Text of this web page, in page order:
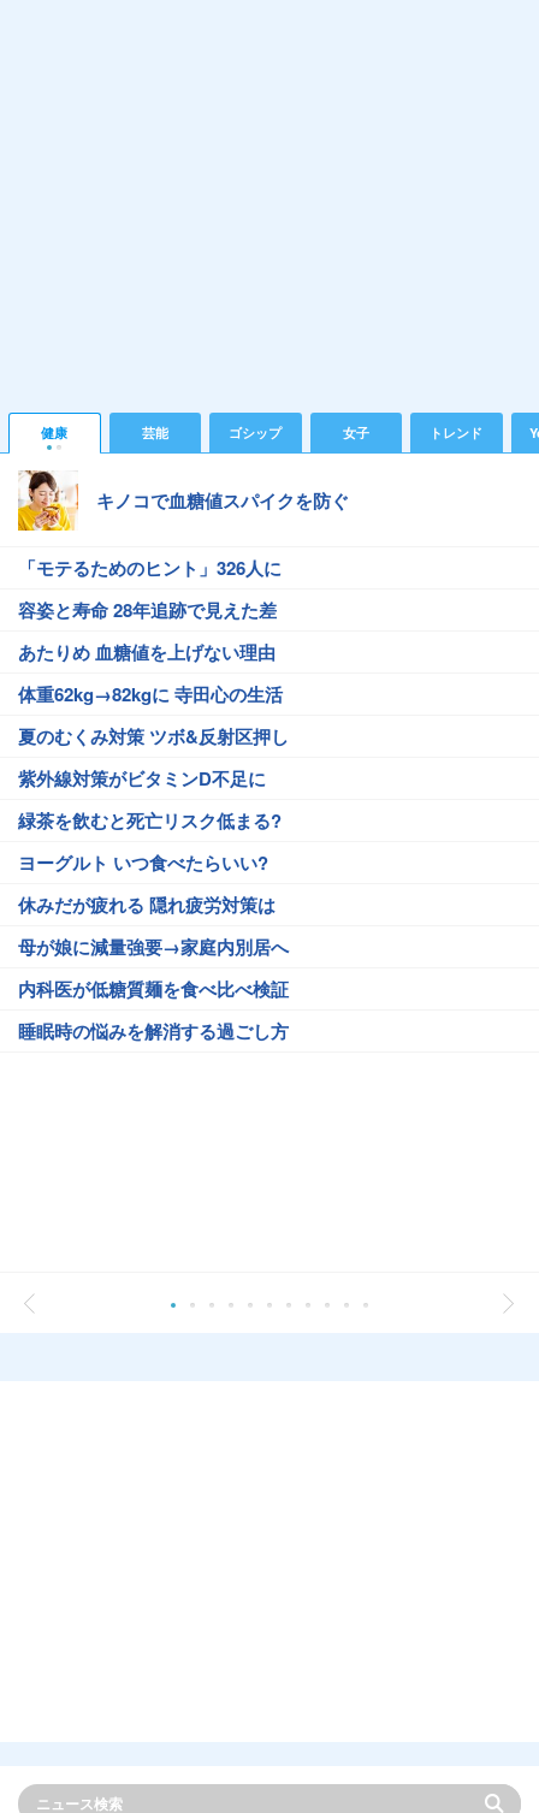
健康 芸能 ゴシップ 女子 トレンド
キノコで血糖値スパイクを防ぐ
「モテるためのヒント」326人に
容姿と寿命 28年追跡で見えた差
あたりめ 血糖値を上げない理由
体重62kg→82kgに 寺田心の生活
夏のむくみ対策 ツボ&反射区押し
紫外線対策がビタミンD不足に
緑茶を飲むと死亡リスク低まる?
ヨーグルト いつ食べたらいい?
休みだが疲れる 隠れ疲労対策は
母が娘に減量強要→家庭内別居へ
内科医が低糖質麺を食べ比べ検証
睡眠時の悩みを解消する過ごし方